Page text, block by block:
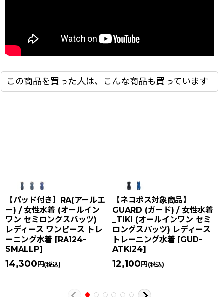
この商品を買った人は、こんな商品も買っています
【パッド付き】RA(アールエ
ー) / 女性水着 (オールイン
ワン セミロングスパッツ)
レディース ワンピース トレ
ーニング水着 [RA124-
SMALLP]
14,300円(税込)
【ネコポス対象商品】
GUARD (ガード) / 女性水着
_TIKI (オールインワン セミ
ロングスパッツ) レディース
トレーニング水着 [GUD-
ATKI24]
12,100円(税込)